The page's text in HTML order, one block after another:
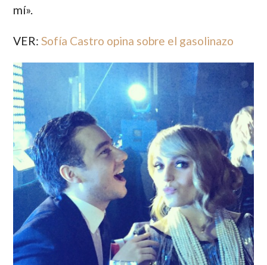
mí».
VER:Sofía Castro opina sobre el gasolinazo